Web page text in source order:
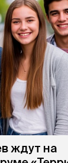
ждут на